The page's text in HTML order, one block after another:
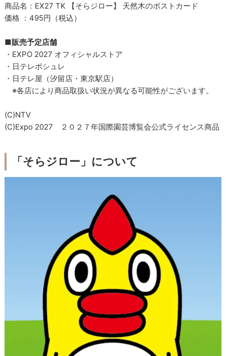
商品名：EX27 TK 【そらジロー】 天然木のポストカード
価格 ：495円（税込）
■販売予定店舗
・EXPO 2027 オフィシャルストア
・日テレポシュレ
・日テレ屋（汐留店・東京駅店）
※各店により商品取扱い状況が異なる可能性がございます。
(C)NTV
(C)Expo 2027 ２０２７年国際園芸博覧会公式ライセンス商品
「そらジロー」について